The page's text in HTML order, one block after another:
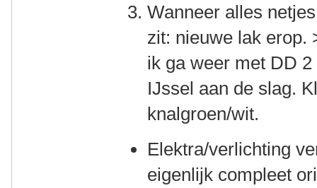
Wanneer alles
zit: nieuwe lak erop.
ik ga weer met DD
IJssel aan de slag.
knalgroen/wit.
Elektra/verlichting
eigenlijk compleet